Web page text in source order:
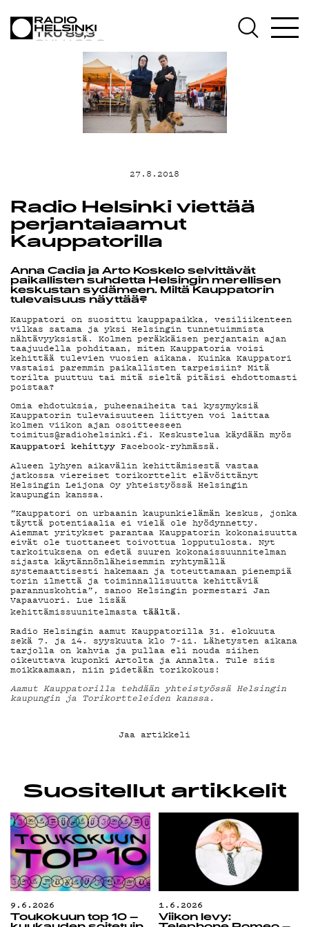
OHJELMAT
TEKIJÄT
ON-DEMAND
PODCAST
MAINOSTA
G LIVELAB
TIETOSUOJA
27.8.2018
Radio Helsinki viettää
perjantaiaamut
Kauppatorilla
Anna Cadia ja Arto Koskelo selvittävät
paikallisten suhdetta Helsingin merellisen
keskustan sydämeen. Miltä Kauppatorin
tulevaisuus näyttää?
Kauppatori on suosittu kauppapaikka, vesiliikenteen
vilkas satama ja yksi Helsingin tunnetuimmista
nähtävyyksistä. Kolmen peräkkäisen perjantain ajan
taajuudella pohditaan, miten Kauppatoria voisi
kehittää tulevien vuosien aikana. Kuinka Kauppatori
vastaisi paremmin paikallisten tarpeisiin? Mitä
torilta puuttuu tai mitä sieltä pitäisi ehdottomasti
poistaa?
Omia ehdotuksia, puheenaiheita tai kysymyksiä
Kauppatorin tulevaisuuteen liittyen voi laittaa
kolmen viikon ajan osoitteeseen
toimitus@radiohelsinki.fi. Keskustelua käydään myös
Kauppatori kehittyy Facebook-ryhmässä.
Alueen lyhyen aikavälin kehittämisestä vastaa
jatkossa viereiset torikorttelit elävöittänyt
Helsingin Leijona Oy yhteistyössä Helsingin
kaupungin kanssa.
”Kauppatori on urbaanin kaupunkielämän keskus, jonka
täyttä potentiaalia ei vielä ole hyödynnetty.
Aiemmat yritykset parantaa Kauppatorin kokonaisuutta
eivät ole tuottaneet toivottua lopputulosta. Nyt
tarkoituksena on edetä suuren kokonaissuunnitelman
sijasta käytännönläheisemmin ryhtymällä
systemaattisesti hakemaan ja toteuttamaan pienempiä
torin ilmettä ja toiminnallisuutta kehittäviä
parannuskohtia”, sanoo Helsingin pormestari Jan
Vapaavuori. Lue lisää
kehittämissuunitelmasta täältä.
Radio Helsingin aamut Kauppatorilla 31. elokuuta
sekä 7. ja 14. syyskuuta klo 7-11. Lähetysten aikana
tarjolla on kahvia ja pullaa eli nouda siihen
oikeuttava kuponki Artolta ja Annalta. Tule siis
moikkaamaan, niin pidetään torikokous!
Aamut Kauppatorilla tehdään yhteistyössä Helsingin
kaupungin ja Torikortteleiden kanssa.
Jaa artikkeli
Suositellut artikkelit
9.6.2026
Toukokuun top 10 –
1.6.2026
Viikon levy: